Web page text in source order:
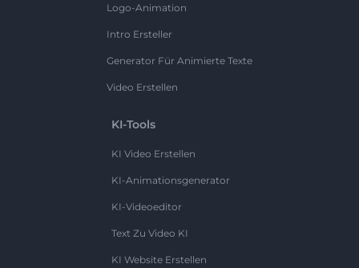
Logo-Animation
Intro Ersteller
Generator Für Animierte Texte
Video Erstellen
KI-Tools
KI Video Erstellen
KI-Animationsgenerator
KI-Videoeditor
Text Zu Video KI
KI Website Erstellen